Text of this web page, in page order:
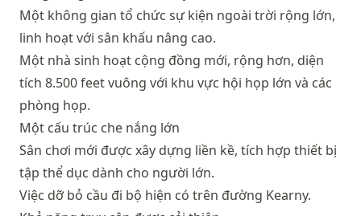
Một không gian tổ chức sự kiện ngoài trời rộng lớn,
linh hoạt với sân khấu nâng cao.
Một nhà sinh hoạt cộng đồng mới, rộng hơn, diện
tích 8.500 feet vuông với khu vực hội họp lớn và các
phòng họp.
Một cấu trúc che nắng lớn
Sân chơi mới được xây dựng liền kề, tích hợp thiết bị
tập thể dục dành cho người lớn.
Việc dỡ bỏ cầu đi bộ hiện có trên đường Kearny.